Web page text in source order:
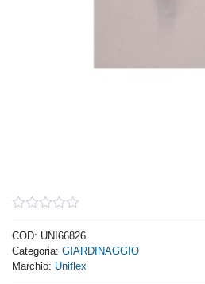
out
of
5
COD: UNI66826
Categoria: GIARDINAGGIO
Marchio: Uniflex